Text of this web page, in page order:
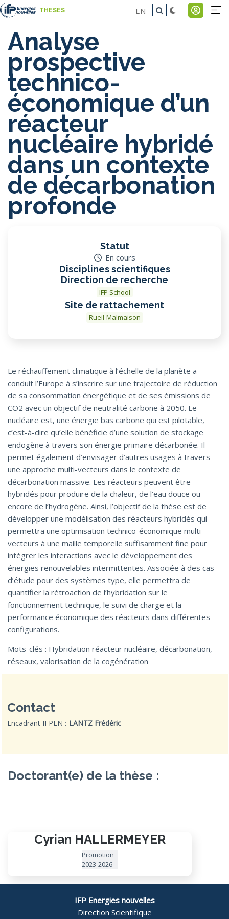
Aller
au
contenu
principal
THESES
Menu
EN
Analyse
prospective
technico-
économique d’un
réacteur
nucléaire hybridé
dans un contexte
de décarbonation
profonde
Statut
En cours
Disciplines scientifiques
Direction de recherche
IFP School
Site de rattachement
Rueil-Malmaison
Le réchauffement climatique à l’échelle de la planète a
conduit l’Europe à s’inscrire sur une trajectoire de réduction
de sa consommation énergétique et de ses émissions de
CO2 avec un objectif de neutralité carbone à 2050. Le
nucléaire est, une énergie bas carbone qui est pilotable,
c’est-à-dire qu’elle bénéficie d’une solution de stockage
endogène à travers son énergie primaire décarbonée. Il
permet également d’envisager d’autres usages à travers
une approche multi-vecteurs dans le contexte de
décarbonation massive. Les réacteurs peuvent être
hybridés pour produire de la chaleur, de l’eau douce ou
encore de l’hydrogène. Ainsi, l’objectif de la thèse est de
développer une modélisation des réacteurs hybridés qui
permettra une optimisation technico-économique multi-
vecteurs à une maille temporelle suffisamment fine pour
intégrer les interactions avec le développement des
énergies renouvelables intermittentes. Associée à des cas
d’étude pour des systèmes type, elle permettra de
quantifier la rétroaction de l’hybridation sur le
fonctionnement technique, le suivi de charge et la
performance économique des réacteurs dans différentes
configurations.
Mots-clés : Hybridation réacteur nucléaire, décarbonation,
réseaux, valorisation de la cogénération
Contact
Encadrant IFPEN : LANTZ Frédéric
Doctorant(e) de la thèse :
Cyrian HALLERMEYER
Promotion
2023-2026
IFP Energies nouvelles
Direction Scientifique